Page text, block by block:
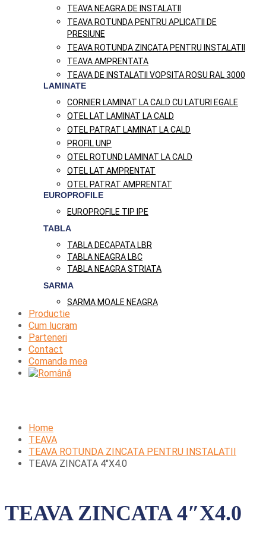
TEAVA NEAGRA DE INSTALATII
TEAVA ROTUNDA PENTRU APLICATII DE
PRESIUNE
TEAVA ROTUNDA ZINCATA PENTRU INSTALATII
TEAVA AMPRENTATA
TEAVA DE INSTALATII VOPSITA ROSU RAL 3000
LAMINATE
CORNIER LAMINAT LA CALD CU LATURI EGALE
OTEL LAT LAMINAT LA CALD
OTEL PATRAT LAMINAT LA CALD
PROFIL UNP
OTEL ROTUND LAMINAT LA CALD
OTEL LAT AMPRENTAT
OTEL PATRAT AMPRENTAT
EUROPROFILE
EUROPROFILE TIP IPE
TABLA
TABLA DECAPATA LBR
TABLA NEAGRA LBC
TABLA NEAGRA STRIATA
SARMA
SARMA MOALE NEAGRA
Productie
Cum lucram
Parteneri
Contact
Comanda mea
Home
TEAVA
TEAVA ROTUNDA ZINCATA PENTRU INSTALATII
TEAVA ZINCATA 4″X4.0
TEAVA ZINCATA 4″X4.0